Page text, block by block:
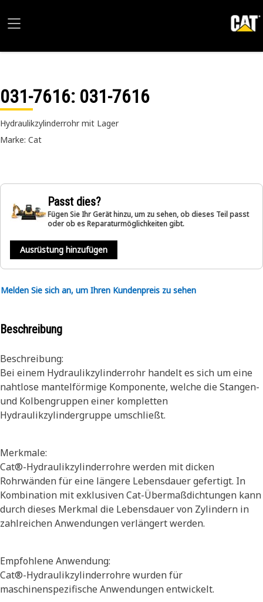
031-7616: 031-7616
Hydraulikzylinderrohr mit Lager
Marke: Cat
Passt dies?
Fügen Sie Ihr Gerät hinzu, um zu sehen, ob dieses Teil passt
oder ob es Reparaturmöglichkeiten gibt.
Ausrüstung hinzufügen
Melden Sie sich an, um Ihren Kundenpreis zu sehen
Beschreibung
Beschreibung:
Bei einem Hydraulikzylinderrohr handelt es sich um eine
nahtlose mantelförmige Komponente, welche die Stangen-
und Kolbengruppen einer kompletten
Hydraulikzylindergruppe umschließt.
Merkmale:
Cat®-Hydraulikzylinderrohre werden mit dicken
Rohrwänden für eine längere Lebensdauer gefertigt. In
Kombination mit exklusiven Cat-Übermaßdichtungen kann
durch dieses Merkmal die Lebensdauer von Zylindern in
zahlreichen Anwendungen verlängert werden.
Empfohlene Anwendung:
Cat®-Hydraulikzylinderrohre wurden für
maschinenspezifische Anwendungen entwickelt.